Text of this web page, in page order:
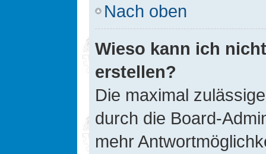
Nach oben
Wieso kann ich
erstellen?
Die maximal
durch die Board-
mehr